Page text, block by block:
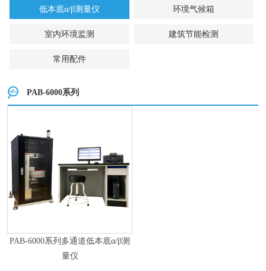
低本底α/β测量仪 环境气候箱
室内环境监测 建筑节能检测
常用配件
PAB-6000系列
PAB-6000系列多通道低本底α/β测
量仪